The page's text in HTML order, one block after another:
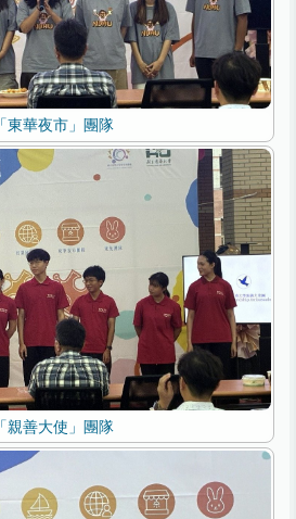
「東華夜市」團隊
「親善大使」團隊